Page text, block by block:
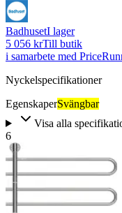
BadhusetI lager
5 056 krTill butik
i samarbete med
Nyckelspecifikationer
EgenskaperSvängbar
Visa alla
6